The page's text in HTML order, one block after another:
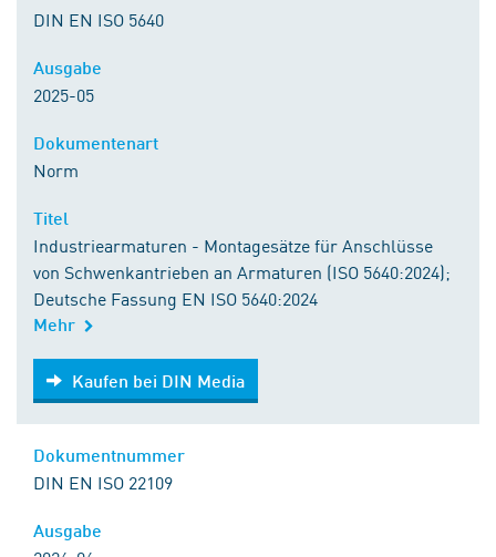
DIN EN ISO 5640
2025-05
Norm
Industriearmaturen - Montagesätze für Anschlüsse
von Schwenkantrieben an Armaturen (ISO 5640:2024);
Deutsche Fassung EN ISO 5640:2024
Mehr
Kaufen bei DIN Media
Kaufen bei DIN Media
DIN EN ISO 22109